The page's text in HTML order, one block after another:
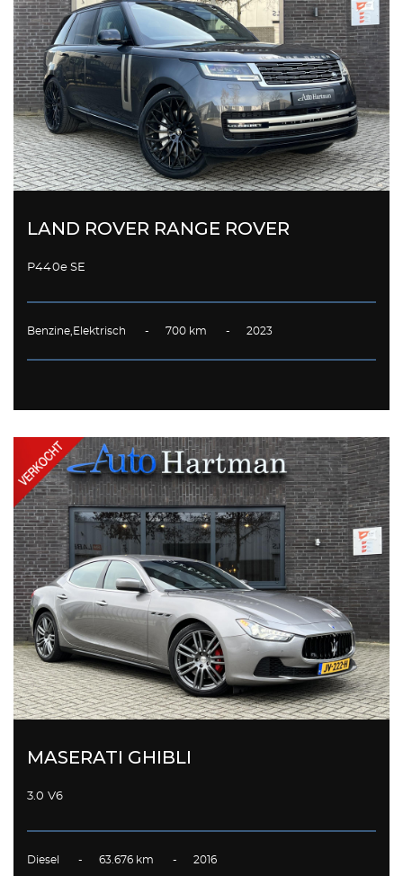
LAND ROVER RANGE ROVER
P440e SE
Benzine,Elektrisch - 700 km - 2023
MASERATI GHIBLI
3.0 V6
Diesel - 63.676 km - 2016